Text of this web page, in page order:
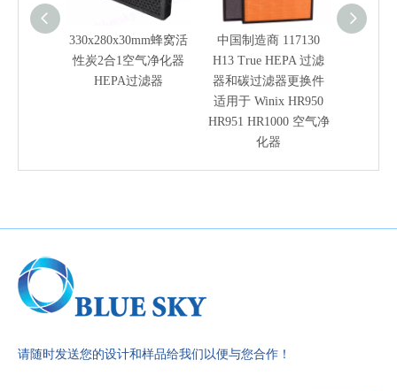
330x280x30mm蜂窝活
性炭2合1空气净化器
HEPA过滤器
中国制造商 117130
H13 True HEPA 过滤
器和碳过滤器更换件
适用于 Winix HR950
HR951 HR1000 空气净
化器
请随时发送您的设计和样品给我们以便与您合作！